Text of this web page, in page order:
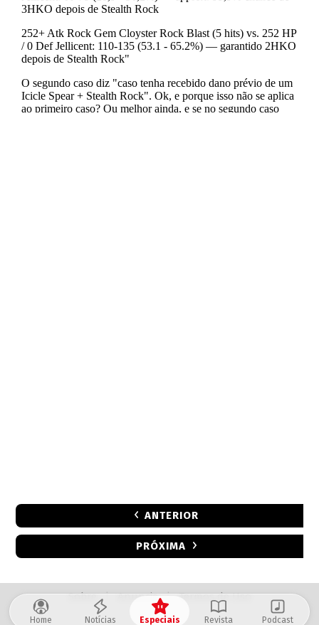
ANTERIOR
PRÓXIMA
Sobre | Anuncie | Termos de Uso
Home Notícias Especiais Revista Podcast